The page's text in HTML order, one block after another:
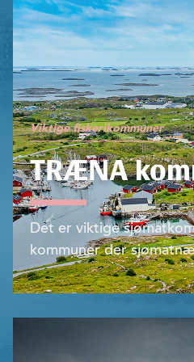
Viktige fiskerikommuner
TRÆNA
Det er viktige
kommuner der